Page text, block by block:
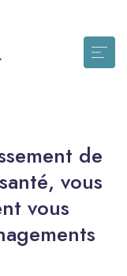
de
vous
vous